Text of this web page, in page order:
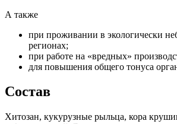
А также
при проживании в экологически
регионах;
при работе на «вредных»
для повышения общего тонуса
Состав
Хитозан, кукурузные рыльца, кора